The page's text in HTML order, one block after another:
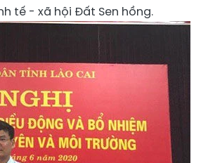
tế - xã hội Đất Sen hồng.